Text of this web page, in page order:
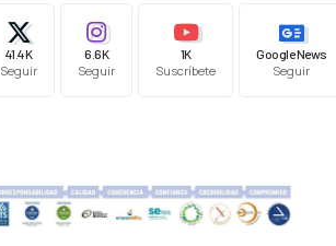
41.4K
Seguir
6.6K
Seguir
1K
Suscríbete
Google News
Seguir